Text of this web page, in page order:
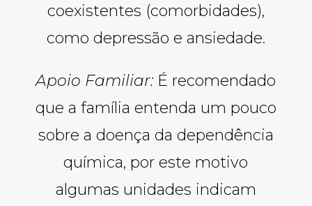
coexistentes (comorbidades),
como depressão e ansiedade.
Apoio Familiar: É recomendado
que a família entenda um pouco
sobre a doença da dependência
química, por este motivo
algumas unidades indicam